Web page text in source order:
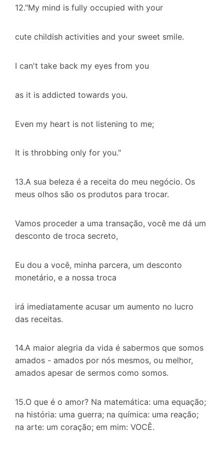
12."My mind is fully occupied with your
cute childish activities and your sweet smile.
I can't take back my eyes from you
as it is addicted towards you.
Even my heart is not listening to me;
It is throbbing only for you."
13.A sua beleza é a receita do meu negócio. Os
meus olhos são os produtos para trocar.
Vamos proceder a uma transação, você me dá um
desconto de troca secreto,
Eu dou a você, minha parcera, um desconto
monetário, e a nossa troca
irá imediatamente acusar um aumento no lucro
das receitas.
14.A maior alegria da vida é sabermos que somos
amados - amados por nós mesmos, ou melhor,
amados apesar de sermos como somos.
15.O que é o amor? Na matemática: uma equação;
na história: uma guerra; na química: uma reação;
na arte: um coração; em mim: VOCÊ.